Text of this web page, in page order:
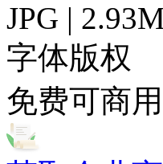
JPG |
字体版权
免费可商